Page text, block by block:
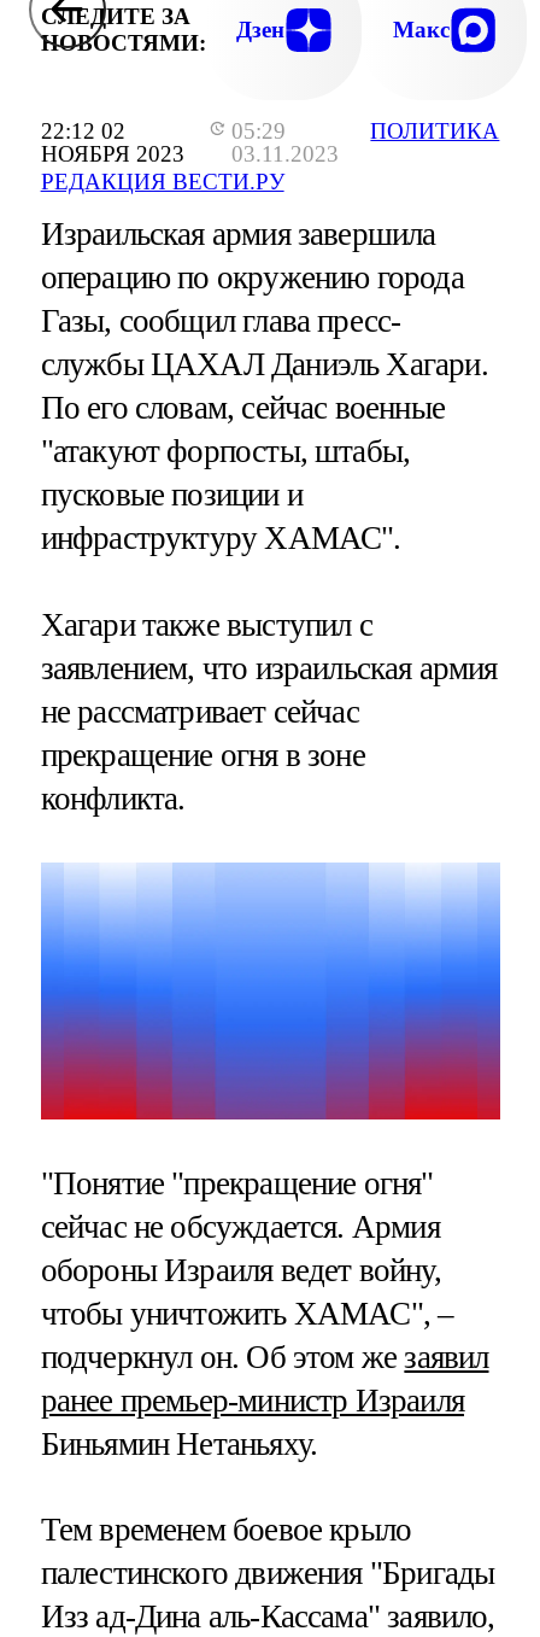
22:12 02
НОЯБРЯ 2023
05:29
03.11.2023
РЕДАКЦИЯ ВЕСТИ.РУ
ПОЛИТИКА
СЛЕДИТЕ ЗА
НОВОСТЯМИ:
Дзен Макс
Израильская армия завершила
операцию по окружению города
Газы, сообщил глава пресс-
службы ЦАХАЛ Даниэль Хагари.
По его словам, сейчас военные
"атакуют форпосты, штабы,
пусковые позиции и
инфраструктуру ХАМАС".
Хагари также выступил с
заявлением, что израильская армия
не рассматривает сейчас
прекращение огня в зоне
конфликта.
"Понятие "прекращение огня"
сейчас не обсуждается. Армия
обороны Израиля ведет войну,
чтобы уничтожить ХАМАС", –
подчеркнул он. Об этом жезаявил
ранее премьер-министр Израиля
Биньямин Нетаньяху.
Тем временем боевое крыло
палестинского движения "Бригады
Изз ад-Дина аль-Кассама" заявило,